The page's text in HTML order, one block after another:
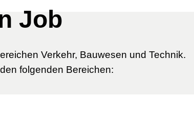
Job
Verkehr, Bauwesen und Technik.
folgenden Bereichen: